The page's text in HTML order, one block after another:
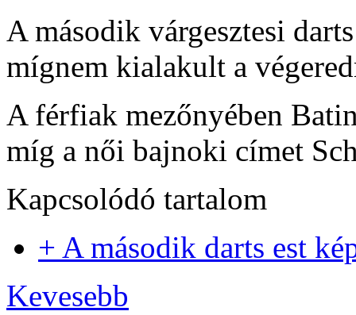
A második várgesztesi
mígnem kialakult a
A férfiak mezőnyében
míg a női bajnoki címet
Kapcsolódó tartalom
+ A második darts est
Kevesebb